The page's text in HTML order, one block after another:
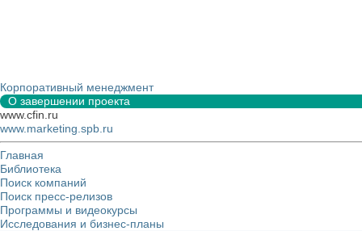
Корпоративный менеджмент
О завершении проекта
www.cfin.ru
www.marketing.spb.ru
Главная
Библиотека
Поиск компаний
Поиск пресс-релизов
Программы и видеокурсы
Исследования и бизнес-планы